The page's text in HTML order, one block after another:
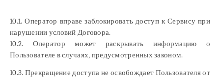
10.1. Оператор вправе заблокировать доступ к Сервису при
нарушении условий Договора.
10.2. Оператор может раскрывать информацию о
Пользователе в случаях, предусмотренных законом.
10.3. Прекращение доступа не освобождает Пользователя от